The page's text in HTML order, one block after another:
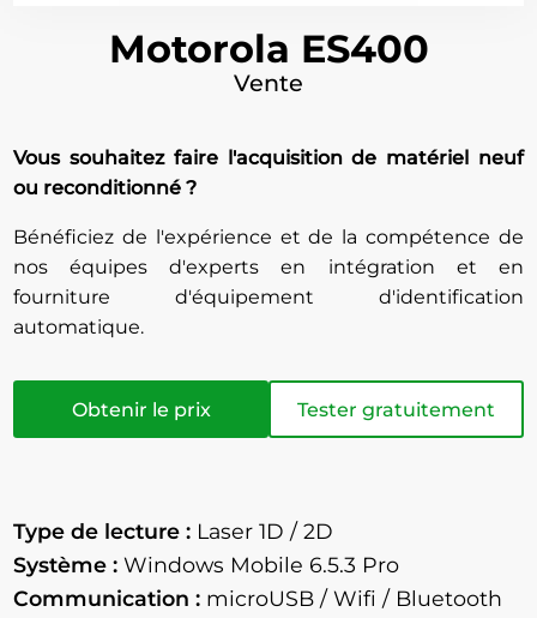
Motorola ES400
Vente
Vous souhaitez faire l'acquisition de matériel neuf
ou reconditionné ?
Bénéficiez de l'expérience et de la compétence de
nos équipes d'experts en intégration et en
fourniture d'équipement d'identification
automatique.
Obtenir le prix Tester gratuitement
Type de lecture : Laser 1D / 2D
Système : Windows Mobile 6.5.3 Pro
Communication : microUSB / Wifi / Bluetooth